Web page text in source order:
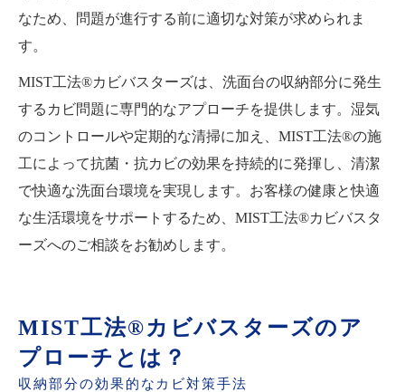
なため、問題が進行する前に適切な対策が求められま
す。
MIST工法®カビバスターズは、洗面台の収納部分に発生
するカビ問題に専門的なアプローチを提供します。湿気
のコントロールや定期的な清掃に加え、MIST工法®の施
工によって抗菌・抗カビの効果を持続的に発揮し、清潔
で快適な洗面台環境を実現します。お客様の健康と快適
な生活環境をサポートするため、MIST工法®カビバスタ
ーズへのご相談をお勧めします。
MIST工法®カビバスターズのア
プローチとは？
収納部分の効果的なカビ対策手法